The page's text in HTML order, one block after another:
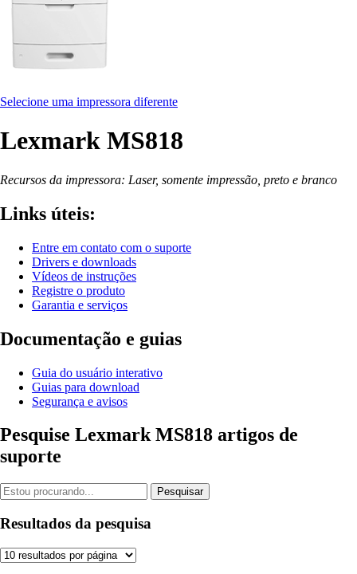
Selecione uma impressora diferente
Lexmark MS818
Recursos da impressora: Laser, somente impressão, preto e branco
Links úteis:
Entre em contato com o suporte
Drivers e downloads
Vídeos de instruções
Registre o produto
Garantia e serviços
Documentação e guias
Guia do usuário interativo
Guias para download
Segurança e avisos
Pesquise Lexmark MS818 artigos de
suporte
Pesquisar
Resultados da pesquisa